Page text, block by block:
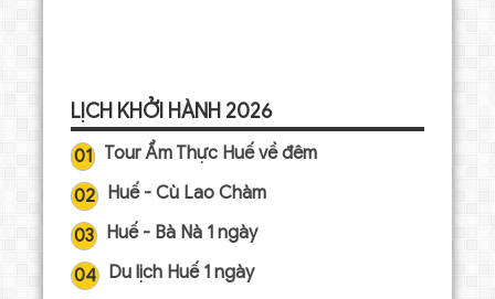
LỊCH KHỞI HÀNH 2026
01 Tour Ẩm Thực Huế về đêm
02
Huế - Cù Lao Chàm
03
Huế - Bà Nà 1 ngày
04
Du lịch Huế 1 ngày